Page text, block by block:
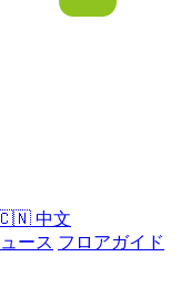
中文
ース フロアガイド